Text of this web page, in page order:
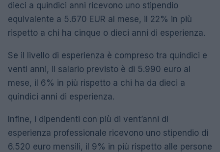
dieci a quindici anni ricevono uno stipendio
equivalente a 5.670 EUR al mese, il 22% in più
rispetto a chi ha cinque o dieci anni di esperienza.
Se il livello di esperienza è compreso tra quindici e
venti anni, il salario previsto è di 5.990 euro al
mese, il 6% in più rispetto a chi ha da dieci a
quindici anni di esperienza.
Infine, i dipendenti con più di vent’anni di
esperienza professionale ricevono uno stipendio di
6.520 euro mensili, il 9% in più rispetto alle persone